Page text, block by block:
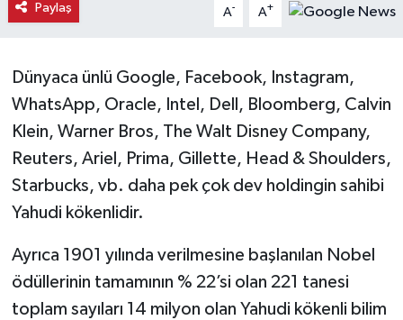
Paylaş A- A+
Dünyaca ünlü Google, Facebook, Instagram,
WhatsApp, Oracle, Intel, Dell, Bloomberg, Calvin
Klein, Warner Bros, The Walt Disney Company,
Reuters, Ariel, Prima, Gillette, Head & Shoulders,
Starbucks, vb. daha pek çok dev holdingin sahibi
Yahudi kökenlidir.
Ayrıca 1901 yılında verilmesine başlanılan Nobel
ödüllerinin tamamının % 22’si olan 221 tanesi
toplam sayıları 14 milyon olan Yahudi kökenli bilim
Dodurga
İskilip
Laçin
Mecitözü
Oğuzlar
Ortaköy
Son Dakika Haberleri
Haber Arşivi